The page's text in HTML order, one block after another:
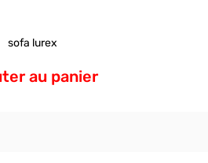
sofa lurex
au panier